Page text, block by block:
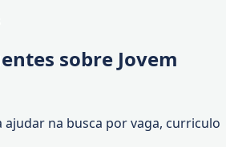
sobre Jovem
ajudar na busca por vaga, curriculo